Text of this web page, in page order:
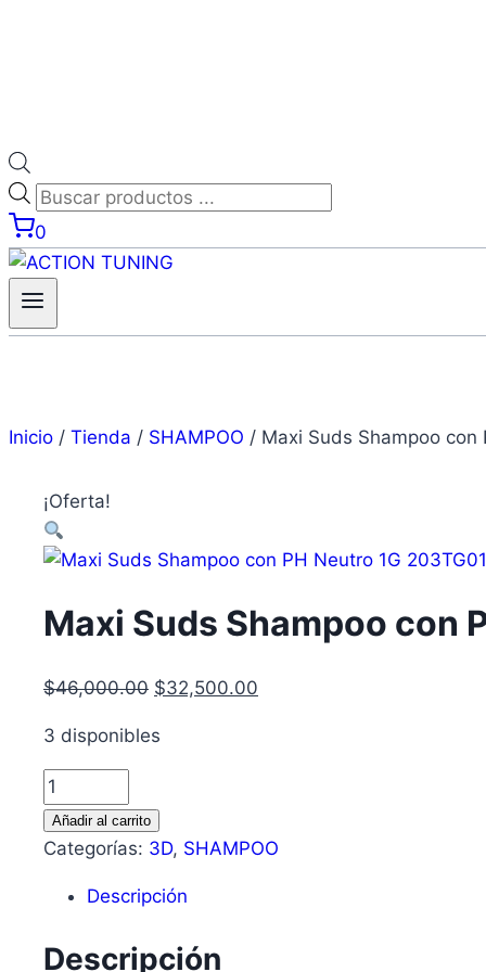
0
Inicio / Tienda / SHAMPOO / Maxi Suds Shampoo con
¡Oferta!
Maxi Suds Shampoo con
$46,000.00 $32,500.00
3 disponibles
Añadir al carrito
Categorías: 3D, SHAMPOO
Descripción
Descripción